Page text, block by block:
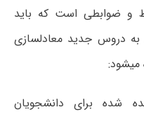
و ضوابطی است که باید
دروس جدید معادلسازی
میشود:
شده برای دانشجویان